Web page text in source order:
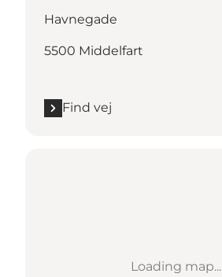
Havnegade
5500 Middelfart
Find vej
Loading map...